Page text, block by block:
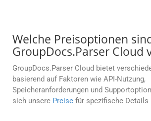
Welche Preisoptionen
GroupDocs.Parser Cloud
GroupDocs.Parser Cloud bietet
basierend auf Faktoren wie API-Nutzung,
Speicheranforderungen und
sich unsere Preise für spezifische Details